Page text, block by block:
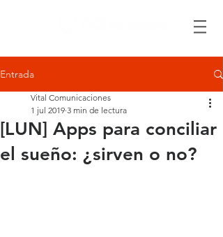
Entrada
[LUN] Apps para conciliar
el sueño: ¿sirven o no?
Vital Comunicaciones
1 jul 2019 3 min de lectura